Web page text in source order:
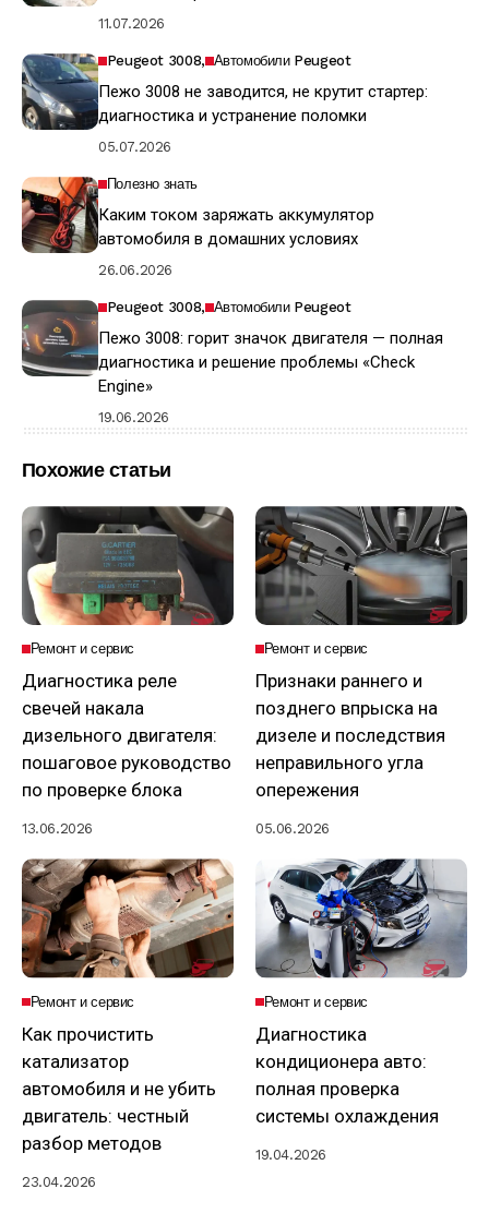
11.07.2026
Peugeot 3008 Автомобили Peugeot
Пежо 3008 не заводится, не крутит стартер:
диагностика и устранение поломки
05.07.2026
Полезно знать
Каким током заряжать аккумулятор
автомобиля в домашних условиях
26.06.2026
Peugeot 3008 Автомобили Peugeot
Пежо 3008: горит значок двигателя — полная
диагностика и решение проблемы «Check
Engine»
19.06.2026
Похожие статьи
Ремонт и сервис
Диагностика реле
свечей накала
дизельного двигателя:
пошаговое руководство
по проверке блока
13.06.2026
Ремонт и сервис
Признаки раннего и
позднего впрыска на
дизеле и последствия
неправильного угла
опережения
05.06.2026
Ремонт и сервис
Как прочистить
катализатор
автомобиля и не убить
двигатель: честный
разбор методов
23.04.2026
Ремонт и сервис
Диагностика
кондиционера авто:
полная проверка
системы охлаждения
19.04.2026